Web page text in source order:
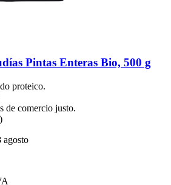
Pintas Enteras Bio, 500 g
proteico.
de comercio justo.
agosto